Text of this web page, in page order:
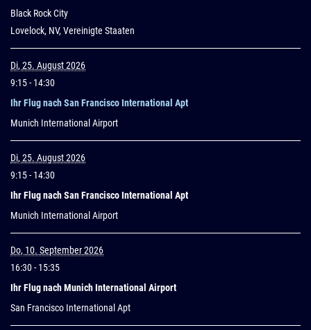
Black Rock City
Lovelock, NV, Vereinigte Staaten
Di, 25. August 2026
9:15- 14:30
Ihr Flug nach San Francisco International Apt
Munich International Airport
Di, 25. August 2026
9:15- 14:30
Ihr Flug nach San Francisco International Apt
Munich International Airport
Do, 10. September 2026
16:30- 15:35
Ihr Flug nach Munich International Airport
San Francisco International Apt